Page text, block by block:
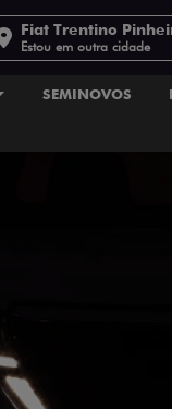
Fiat Trentino
Estou em outra cidade
SEMINOVOS